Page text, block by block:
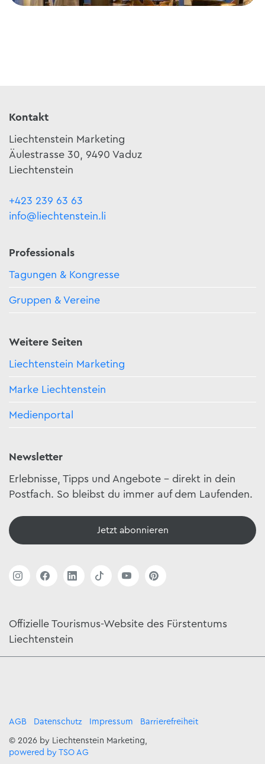
Kontakt
Liechtenstein Marketing
Äulestrasse 30, 9490 Vaduz
Liechtenstein
+423 239 63 63
info@liechtenstein.li
Professionals
Tagungen & Kongresse
Gruppen & Vereine
Weitere Seiten
Liechtenstein Marketing
Marke Liechtenstein
Medienportal
Newsletter
Erlebnisse, Tipps und Angebote – direkt in dein
Postfach. So bleibst du immer auf dem Laufenden.
Jetzt abonnieren
Offizielle Tourismus-Website des Fürstentums
Liechtenstein
AGB Datenschutz Impressum Barrierefreiheit
© 2026 by Liechtenstein Marketing,
powered by TSO AG